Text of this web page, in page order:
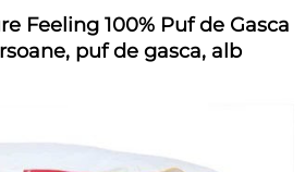
Feeling 100% Puf de Gasca
puf de gasca, alb